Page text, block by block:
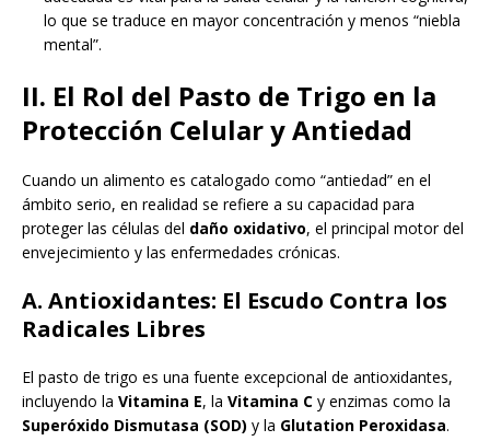
lo que se traduce en mayor concentración y menos “niebla
mental”.
II. El Rol del Pasto de Trigo en la
Protección Celular y Antiedad
Cuando un alimento es catalogado como “antiedad” en el
ámbito serio, en realidad se refiere a su capacidad para
proteger las células del daño oxidativo, el principal motor del
envejecimiento y las enfermedades crónicas.
A. Antioxidantes: El Escudo Contra los
Radicales Libres
El pasto de trigo es una fuente excepcional de antioxidantes,
incluyendo la Vitamina E, la Vitamina C y enzimas como la
Superóxido Dismutasa (SOD) y la Glutation Peroxidasa.